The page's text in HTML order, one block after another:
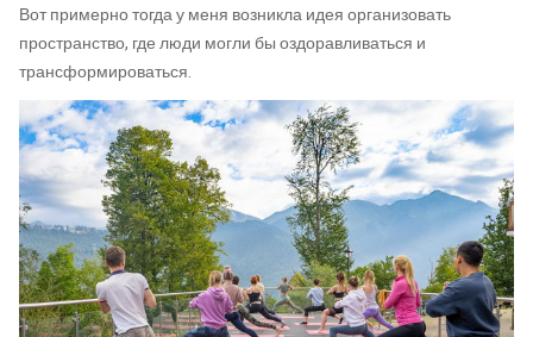
Вот примерно тогда у меня возникла идея организовать
пространство, где люди могли бы оздоравливаться и
трансформироваться.